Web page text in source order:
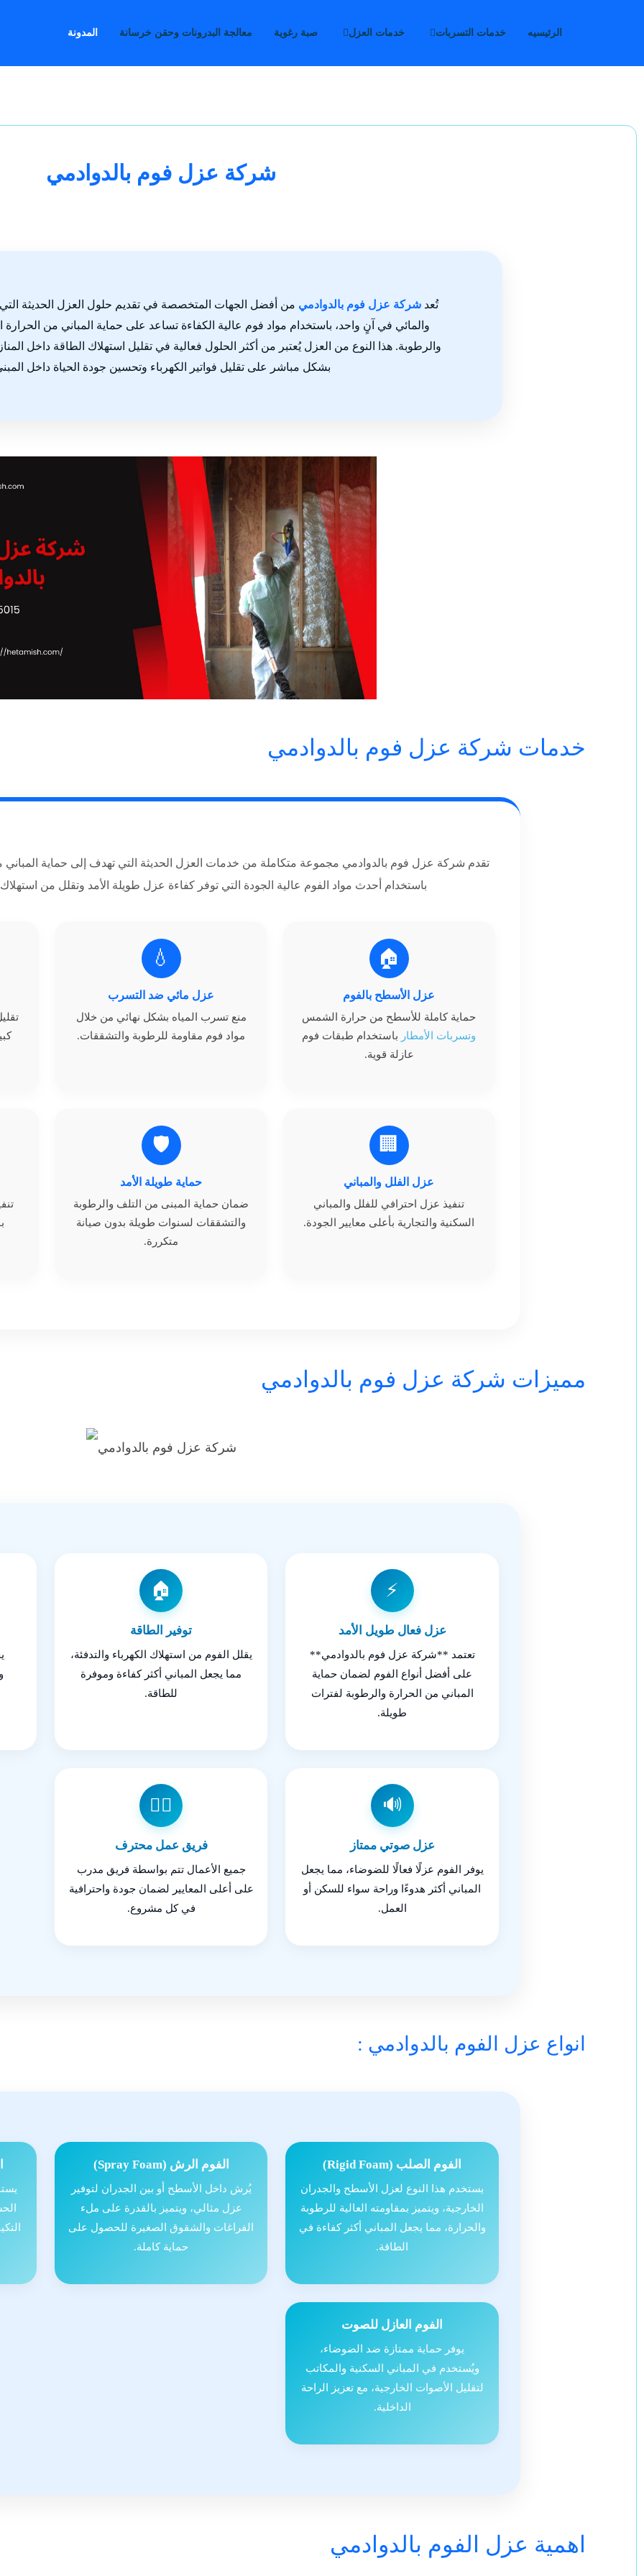
الرئيسيه خدمات التسربات خدمات العزل صبة رغوية معالجة البدرونات وحقن خرسانة المدونة
شركة عزل فوم بالدوادمي
تُعدشركة عزل فوم بالدوادمي من أفضل الجهات المتخصصة في تقديم حلول العزل الحديثة
والمائي في آنٍ واحد، باستخدام مواد فوم عالية الكفاءة تساعد على حماية المباني من الحرارة
والرطوبة. هذا النوع من العزل يُعتبر من أكثر الحلول فعالية في تقليل استهلاك الطاقة داخل
بشكل مباشر على تقليل فواتير الكهرباء وتحسين جودة الحياة داخل
خدمات شركة عزل فوم بالدوادمي
تقدم شركة عزل فوم بالدوادمي مجموعة متكاملة من خدمات العزل الحديثة التي تهدف إلى حماية المباني
باستخدام أحدث مواد الفوم عالية الجودة التي توفر كفاءة عزل طويلة الأمد وتقلل من
🏠
عزل الأسطح بالفوم
حماية كاملة للأسطح من حرارة الشمس
وتسربات الأمطار باستخدام طبقات فوم
عازلة قوية.
💧
عزل مائي ضد التسرب
منع تسرب المياه بشكل نهائي من خلال
مواد فوم مقاومة للرطوبة والتشققات.
🏢
عزل الفلل والمباني
تنفيذ عزل احترافي للفلل والمباني
السكنية والتجارية بأعلى معايير الجودة.
🛡️
حماية طويلة الأمد
ضمان حماية المبنى من التلف والرطوبة
والتشققات لسنوات طويلة بدون صيانة
متكررة.
مميزات شركة عزل فوم بالدوادمي
⚡
عزل فعال طويل الأمد
تعتمد **شركة عزل فوم بالدوادمي**
على أفضل أنواع الفوم لضمان حماية
المباني من الحرارة والرطوبة لفترات
طويلة.
🏠
توفير الطاقة
يقلل الفوم من استهلاك الكهرباء والتدفئة،
مما يجعل المباني أكثر كفاءة وموفرة
للطاقة.
🔊
عزل صوتي ممتاز
يوفر الفوم عزلًا فعالًا للضوضاء، مما يجعل
المباني أكثر هدوءًا وراحة سواء للسكن أو
العمل.
👷‍♂️
فريق عمل محترف
جميع الأعمال تتم بواسطة فريق مدرب
على أعلى المعايير لضمان جودة واحترافية
في كل مشروع.
: انواع عزل الفوم بالدوادمي
الفوم الصلب (Rigid Foam)
يستخدم هذا النوع لعزل الأسطح والجدران
الخارجية، ويتميز بمقاومته العالية للرطوبة
والحرارة، مما يجعل المباني أكثر كفاءة في
الطاقة.
الفوم الرش (Spray Foam)
يُرش داخل الأسطح أو بين الجدران لتوفير
عزل مثالي، ويتميز بالقدرة على ملء
الفراغات والشقوق الصغيرة للحصول على
حماية كاملة.
الفوم العازل للصوت
يوفر حماية ممتازة ضد الضوضاء،
ويُستخدم في المباني السكنية والمكاتب
لتقليل الأصوات الخارجية، مع تعزيز الراحة
الداخلية.
اهمية عزل الفوم بالدوادمي